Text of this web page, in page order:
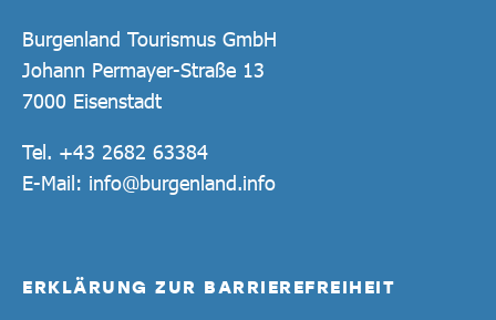
Burgenland Tourismus GmbH
Johann Permayer-Straße 13
7000 Eisenstadt
Tel. +43 2682 63384
E-Mail: info@burgenland.info
ERKLÄRUNG ZUR BARRIEREFREIHEIT